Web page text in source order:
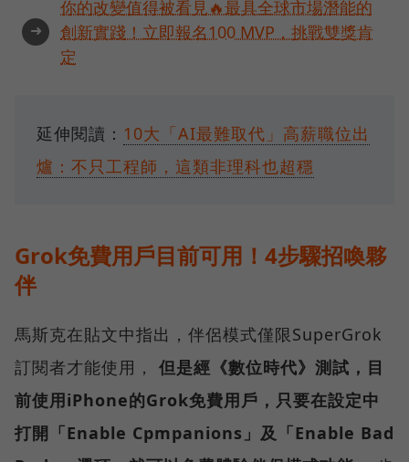
➜
你的改變值得被看見🔥最具全球市場潛能的
創新實踐！立即報名100 MVP，挑戰雙獎肯
定
延伸閱讀： 10大「AI最難取代」高薪職位出
爐：不只工程師，這類非理科也超穩
Grok免費用戶目前可用！4步驟招喚夥
伴
馬斯克在貼文中指出，伴侶模式僅限SuperGrok
訂閱者才能使用， 但是經《數位時代》測試，目
前使用iPhone的Grok免費用戶，只要在設定中
打開「Enable Cpmpanions」及「Enable Bad